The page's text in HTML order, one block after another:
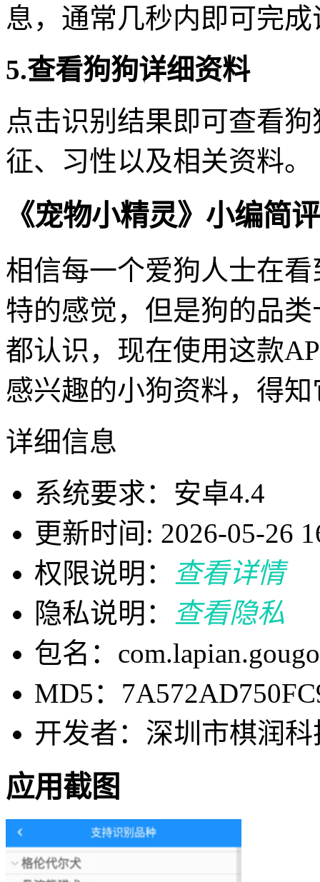
息，通常几秒内即可完
5.查看狗狗详细资料
点击识别结果即可查看
征、习性以及相关资料。
《宠物小精灵》小编简
相信每一个爱狗人士在
特的感觉，但是狗的品
都认识，现在使用这款
感兴趣的小狗资料，得
详细信息
系统要求：安卓4.4
更新时间: 2026-05-26
权限说明：
查看详情
隐私说明：
查看隐私
包名：
MD5：
开发者：深圳市棋润
应用截图